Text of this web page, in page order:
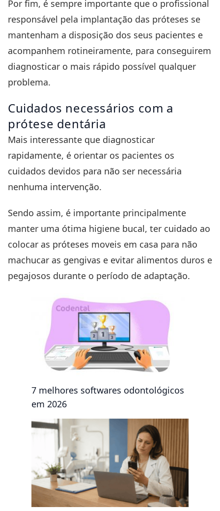
Por fim, é sempre importante que o profissional
responsável pela implantação das próteses se
mantenham a disposição dos seus pacientes e
acompanhem rotineiramente, para conseguirem
diagnosticar o mais rápido possível qualquer
problema.
Cuidados necessários com a
prótese dentária
Mais interessante que diagnosticar
rapidamente, é orientar os pacientes os
cuidados devidos para não ser necessária
nenhuma intervenção.
Sendo assim, é importante principalmente
manter uma ótima higiene bucal, ter cuidado ao
colocar as próteses moveis em casa para não
machucar as gengivas e evitar alimentos duros e
pegajosos durante o período de adaptação.
7 melhores softwares odontológicos
em 2026